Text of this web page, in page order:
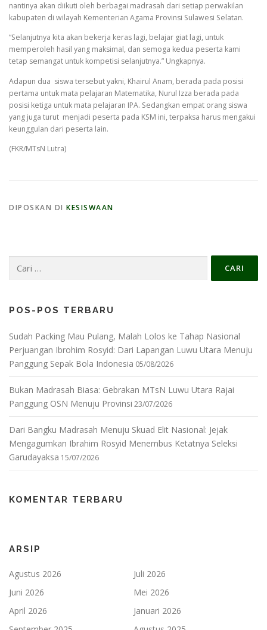
nantinya akan diikuti oleh berbagai madrasah dari setiap perwakilan
kabupaten di wilayah Kementerian Agama Provinsi Sulawesi Selatan.
“Selanjutnya kita akan bekerja keras lagi, belajar giat lagi, untuk
memperoleh hasil yang maksimal, dan semoga kedua peserta kami
tetap semangat untuk kompetisi selanjutnya.” Ungkapnya.
Adapun dua siswa tersebut yakni, Khairul Anam, berada pada posisi
pertama untuk mata pelajaran Matematika, Nurul Izza berada pada
posisi ketiga untuk mata pelajaran IPA. Sedangkan empat orang siswa
yang juga turut menjadi peserta pada KSM ini, terpaksa harus mengakui
keunggulan dari peserta lain.
(FKR/MTsN Lutra)
DIPOSKAN DI KESISWAAN
untuk:
POS-POS TERBARU
Sudah Packing Mau Pulang, Malah Lolos ke Tahap Nasional
Perjuangan Ibrohim Rosyid: Dari Lapangan Luwu Utara Menuju
Panggung Sepak Bola Indonesia 05/08/2026
Bukan Madrasah Biasa: Gebrakan MTsN Luwu Utara Rajai
Panggung OSN Menuju Provinsi 23/07/2026
Dari Bangku Madrasah Menuju Skuad Elit Nasional: Jejak
Mengagumkan Ibrahim Rosyid Menembus Ketatnya Seleksi
Garudayaksa 15/07/2026
KOMENTAR TERBARU
ARSIP
Agustus 2026
Juli 2026
Juni 2026
Mei 2026
April 2026
Januari 2026